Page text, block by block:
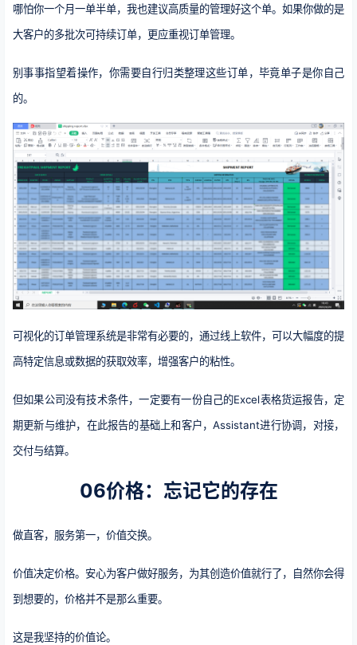
哪怕你一个月一单半单，我也建议高质量的管理好这个单。如果你做的是
大客户的多批次可持续订单，更应重视订单管理。
别事事指望着操作，你需要自行归类整理这些订单，毕竟单子是你自己
的。
可视化的订单管理系统是非常有必要的，通过线上软件，可以大幅度的提
高特定信息或数据的获取效率，增强客户的粘性。
但如果公司没有技术条件，一定要有一份自己的Excel表格货运报告，定
期更新与维护，在此报告的基础上和客户，Assistant进行协调，对接，
交付与结算。
06价格：忘记它的存在
做直客，服务第一，价值交换。
价值决定价格。安心为客户做好服务，为其创造价值就行了，自然你会得
到想要的，价格并不是那么重要。
这是我坚持的价值论。